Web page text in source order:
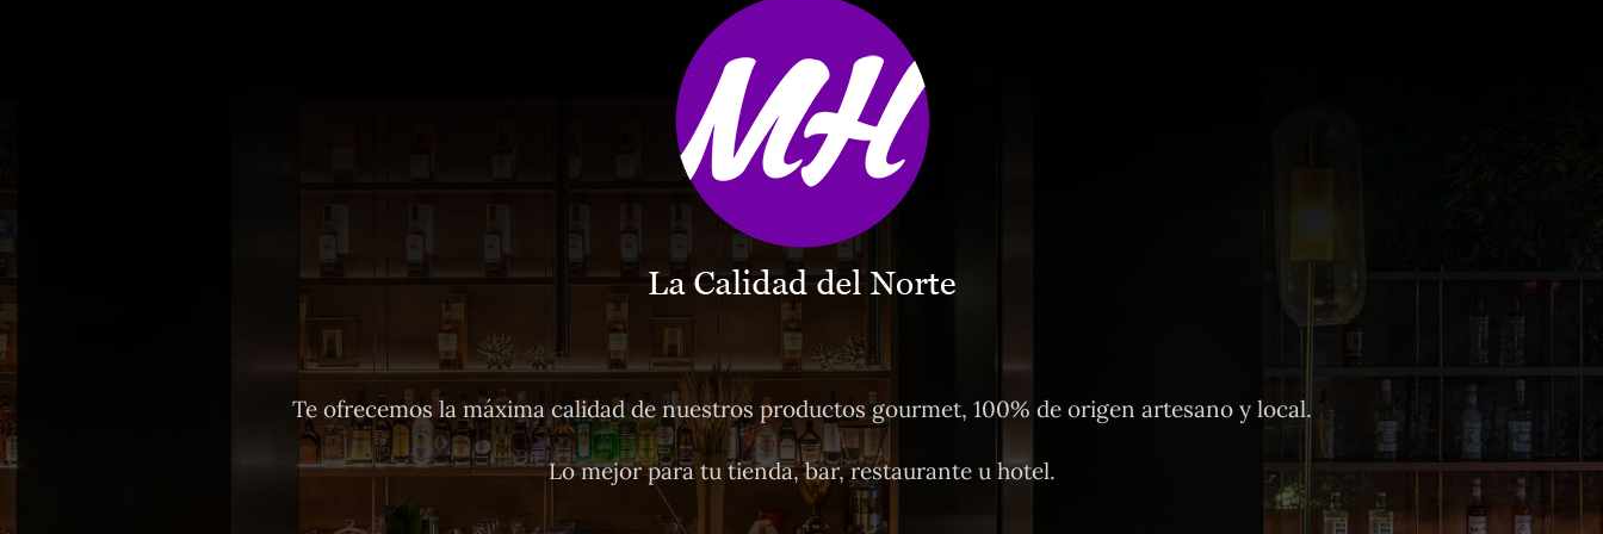
Te ofrecemos la máxima calidad de nuestros productos gourmet, 100% de origen artesano y local.
Lo mejor para tu tienda, bar, restaurante u hotel.